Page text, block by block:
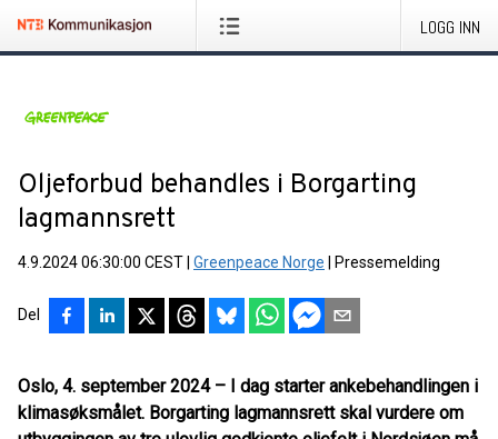
LOGG INN
Oljeforbud behandles i Borgarting
lagmannsrett
4.9.2024 06:30:00 CEST Greenpeace Norge Pressemelding
Del
Oslo, 4. september 2024– I dag starter ankebehandlingen i
klimasøksmålet. Borgarting lagmannsrett skal vurdere om